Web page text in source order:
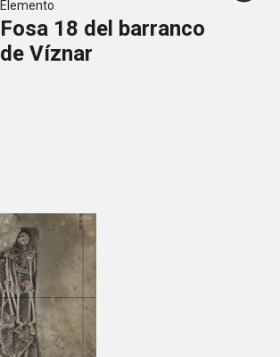
Elemento
Fosa 18 del barranco
de Víznar